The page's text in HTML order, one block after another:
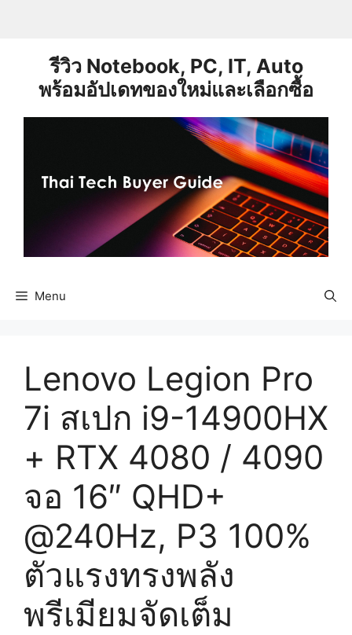
รีวิว Notebook, PC, IT, Auto
พร้อมอัปเดทของใหม่และเลือกซื้อ
Menu
Lenovo Legion Pro
7i สเปก i9-14900HX
+ RTX 4080 / 4090
จอ 16″ QHD+
@240Hz, P3 100%
ตัวแรงทรงพลัง
พรีเมียมจัดเต็ม